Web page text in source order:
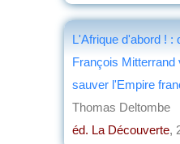
L'Afrique d'abord ! :
François Mitterrand
sauver l'Empire
Thomas Deltombe
éd. La Découverte,